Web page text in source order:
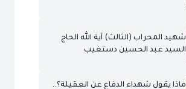
شهيد المحراب (الثالث) آية الله الحاج
السيد عبد الحسين دستغيب
ماذا يقول شهداء الدفاع عن العقيلة؟..